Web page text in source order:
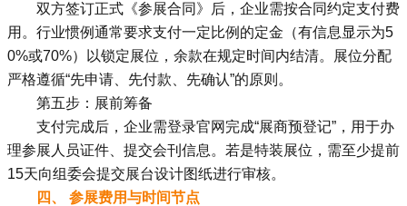
双方签订正式《参展合同》后，企业需按合同约定支付费
用。行业惯例通常要求支付一定比例的定金（有信息显示为5
0%或70%）以锁定展位，余款在规定时间内结清。展位分配
严格遵循“先申请、先付款、先确认”的原则。
第五步：展前筹备
支付完成后，企业需登录官网完成“展商预登记”，用于办
理参展人员证件、提交会刊信息。若是特装展位，需至少提前
15天向组委会提交展台设计图纸进行审核。
四、 参展费用与时间节点